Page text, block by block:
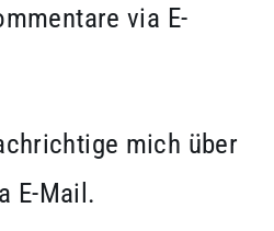
via E-
mich über
E-Mail.